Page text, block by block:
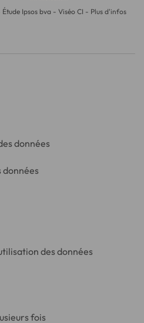
Ipsos bva - Viséo CI - Plus d'infos
données
des données
fois